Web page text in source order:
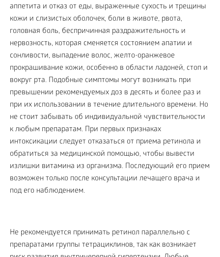
аппетита и отказ от еды, выраженные сухость и трещины
кожи и слизистых оболочек, боли в животе, рвота,
головная боль, беспричинная раздражительность и
нервозность, которая сменяется состоянием апатии и
сонливости, выпадение волос, желто-оранжевое
прокрашивание кожи, особенно в области ладоней, стоп и
вокруг рта. Подобные симптомы могут возникать при
превышении рекомендуемых доз в десять и более раз и
при их использовании в течение длительного времени. Но
не стоит забывать об индивидуальной чувствительности
к любым препаратам. При первых признаках
интоксикации следует отказаться от приема ретинола и
обратиться за медицинской помощью, чтобы вывести
излишки витамина из организма. Последующий его прием
возможен только после консультации лечащего врача и
под его наблюдением.
Не рекомендуется принимать ретинол параллельно с
препаратами группы тетрациклинов, так как возникает